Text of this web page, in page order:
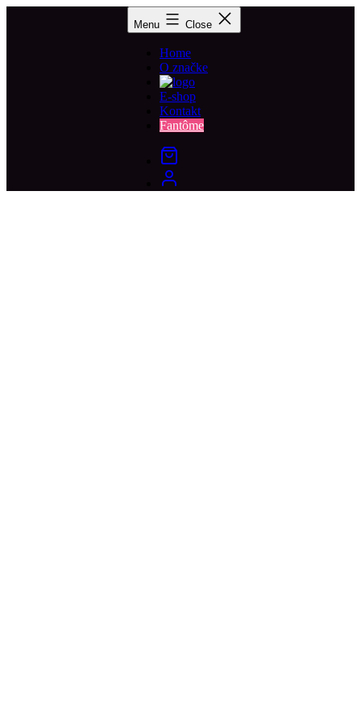
Menu Close
Home
O značke
E-shop
Kontakt
Fantôme